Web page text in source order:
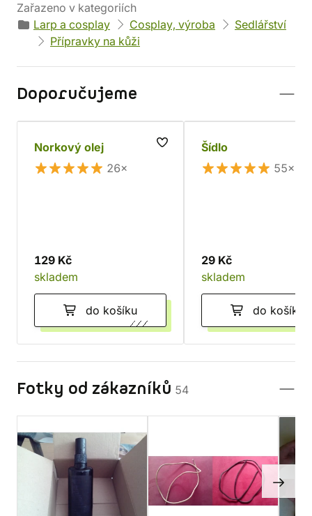
Zařazeno v kategoriích
Larp a cosplay
Cosplay, výroba
Sedlářství
Přípravky na kůži
Doporučujeme
Norkový olej
26×
129 Kč
skladem
do košíku
Šídlo
55×
29 Kč
skladem
do košíku
Fotky od zákazníků 54